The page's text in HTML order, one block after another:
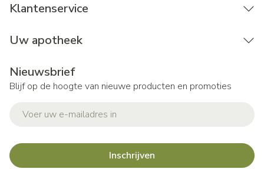
Klantenservice
Uw apotheek
Nieuwsbrief
Blijf op de hoogte van nieuwe producten en promoties
Inschrijven